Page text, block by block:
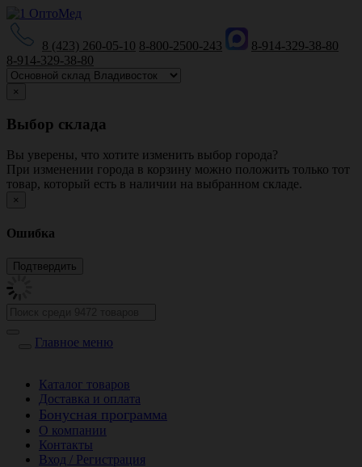
8 (423) 260-05-10 8-800-2500-243
8-914-329-38-80
8-914-329-38-80
×
Выбор склада
Вы уверены, что хотите изменить выбор города?
При изменении города в корзину можно положить только тот
товар, который есть в наличии на выбранном складе.
×
Ошибка
Главное меню
Каталог товаров
Доставка и оплата
Бонусная программа
О компании
Контакты
Вход / Регистрация